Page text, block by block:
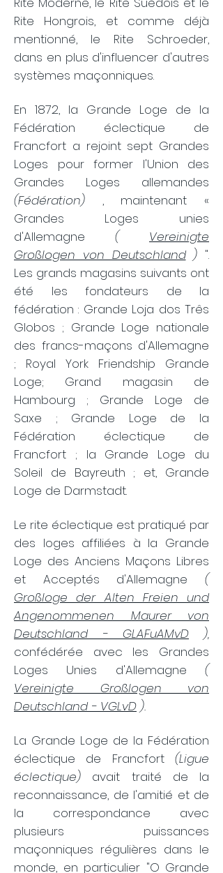
Rite Hongrois, et comme déjà
mentionné, le Rite Schroeder,
dans en plus d'influencer d'autres
systèmes maçonniques.
En 1872, la Grande Loge de la
Fédération éclectique de
Francfort a rejoint sept Grandes
Loges pour former l'Union des
Grandes Loges allemandes
(Fédération) , maintenant «
Grandes Loges unies
d'Allemagne ( Vereinigte
Großlogen von Deutschland) ".
Les grands magasins suivants ont
été les fondateurs de la
fédération : Grande Loja dos Três
Globos ; Grande Loge nationale
des francs-maçons d'Allemagne
; Royal York Friendship Grande
Loge; Grand magasin de
Hambourg ; Grande Loge de
Saxe ; Grande Loge de la
Fédération éclectique de
Francfort ; la Grande Loge du
Soleil de Bayreuth ; et, Grande
Loge de Darmstadt.
Le rite éclectique est pratiqué par
des loges affiliées à la Grande
Loge des Anciens Maçons Libres
et Acceptés d'Allemagne (
Großloge der Alten Freien und
Angenommenen Maurer von
Deutschland - GLAFuAMvD ),
confédérée avec les Grandes
Loges Unies d'Allemagne (
Vereinigte Großlogen von
Deutschland - VGLvD ).
La Grande Loge de la Fédération
éclectique de Francfort (Ligue
éclectique) avait traité de la
reconnaissance, de l'amitié et de
la correspondance avec
plusieurs puissances
maçonniques régulières dans le
monde, en particulier "O Grande